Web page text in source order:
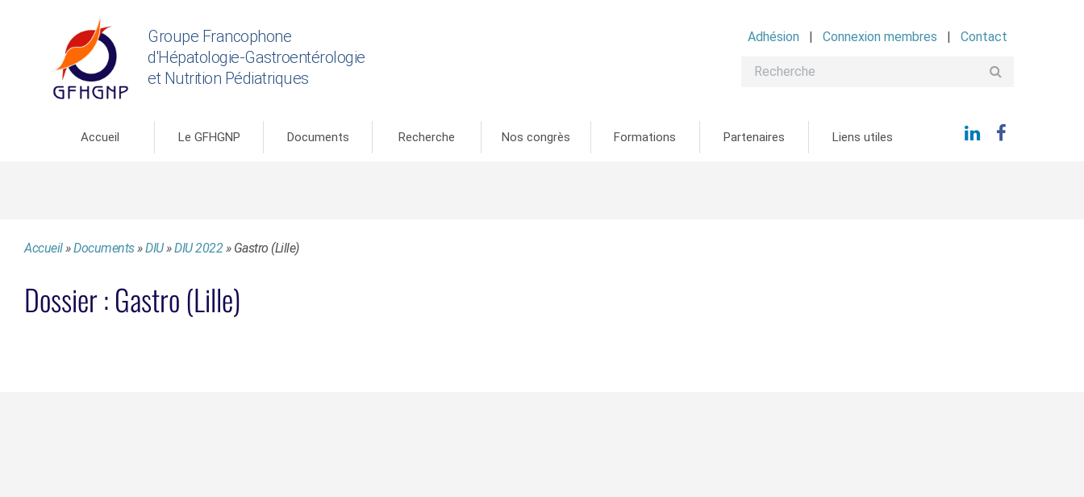
Groupe Francophone
d'Hépatologie-Gastroentérologie
et Nutrition Pédiatriques
Adhésion Connexion membres Contact
Accueil Le GFHGNP Documents Recherche Nos congrès Formations Partenaires Liens utiles
Accueil»Documents»DIU»DIU 2022» Gastro (Lille)
Dossier :Gastro (Lille)